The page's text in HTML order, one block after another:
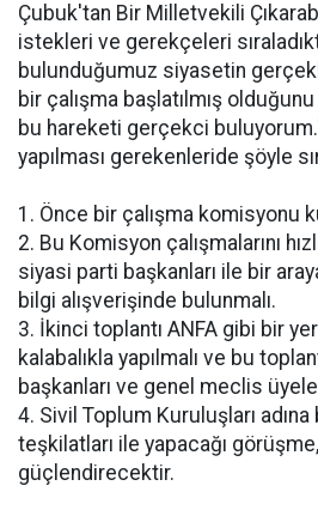
Çubuk'tan Bir Milletvekili
istekleri ve gerekçeleri
bulunduğumuz siyasetin
bir çalışma başlatılmış
bu hareketi gerçekci
yapılması gerekenleride şöyle
1. Önce bir çalışma komisyonu
2. Bu Komisyon çalışmalarını
siyasi parti başkanları ile bir
bilgi alışverişinde bulunmalı.
3. İkinci toplantı ANFA gibi bir
kalabalıkla yapılmalı ve bu
başkanları ve genel meclis
4. Sivil Toplum Kuruluşları
teşkilatları ile yapacağı
güçlendirecektir.